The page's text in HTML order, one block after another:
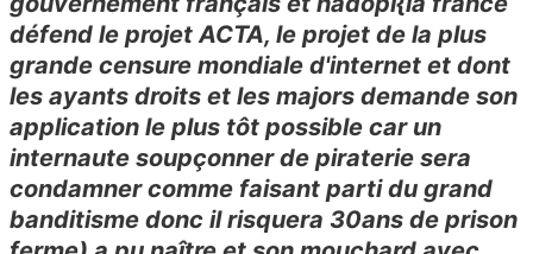
défend le projet ACTA, le projet de la plus
grande censure mondiale d'internet et dont
les ayants droits et les majors demande son
application le plus tôt possible car un
internaute soupçonner de piraterie sera
condamner comme faisant parti du grand
banditisme donc il risquera 30ans de prison